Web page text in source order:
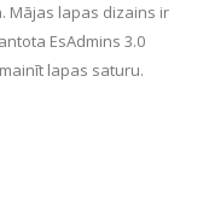
Mājas lapas dizains ir
EsAdmins 3.0
lapas saturu.